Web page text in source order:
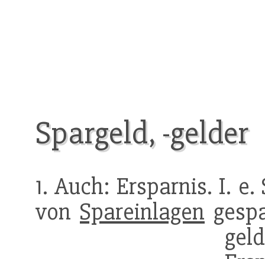
Spargeld, -gelder
1. Auch: Ersparnis. I.
von Spareinlagen